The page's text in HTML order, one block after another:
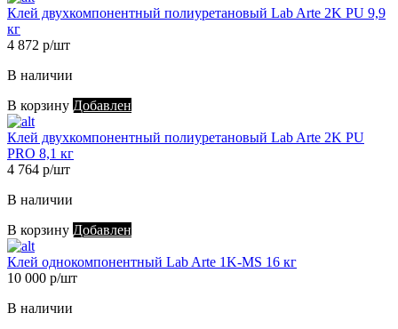
Клей двухкомпонентный полиуретановый Lab Arte 2K PU 9,9
кг
4 872 р/шт
В наличии
В корзину Добавлен
Клей двухкомпонентный полиуретановый Lab Arte 2K PU
PRO 8,1 кг
4 764 р/шт
В наличии
В корзину Добавлен
Клей однокомпонентный Lab Arte 1K-MS 16 кг
10 000 р/шт
В наличии